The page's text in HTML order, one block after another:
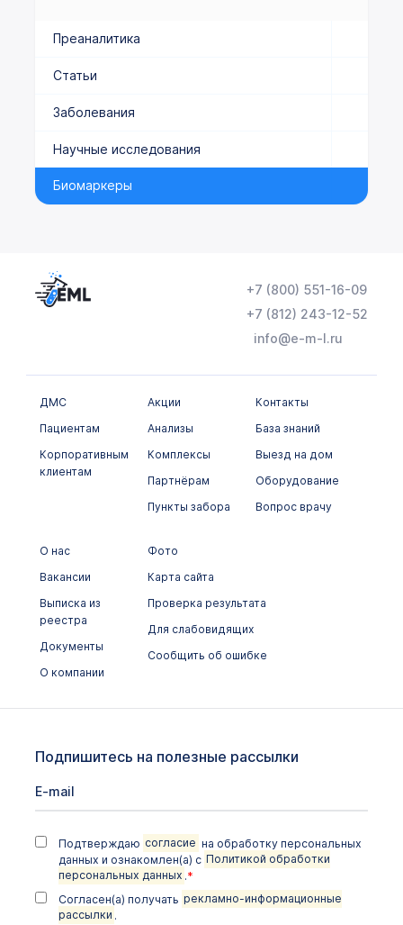
Преаналитика
Статьи
Заболевания
Научные исследования
Биомаркеры
+7 (800) 551-16-09
+7 (812) 243-12-52
info@e-m-l.ru
ДМС
Пациентам
Корпоративным
клиентам
Акции
Анализы
Комплексы
Партнёрам
Пункты забора
Контакты
База знаний
Выезд на дом
Оборудование
Вопрос врачу
О нас
Вакансии
Выписка из
реестра
Документы
О компании
Фото
Карта сайта
Проверка результата
Для слабовидящих
Сообщить об ошибке
Подпишитесь на полезные рассылки
Подтверждаю согласие на обработку персональных
данных и ознакомлен(а) с Политикой обработки
персональных данных .*
Согласен(а) получать рекламно-информационные
рассылки .